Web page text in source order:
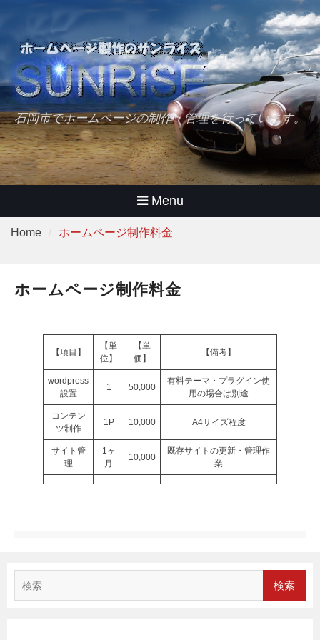
content
石岡市でホームページの制作・管理を行っています。
Menu
Home ホームページ制作料金
ホームページ制作料金
【項目】
【単
位】
【単
価】
【備考】
wordpress
設置
1 50,000
有料テーマ・プラグイン使
用の場合は別途
コンテン
ツ制作
1P 10,000 A4サイズ程度
サイト管
理
1ヶ
月
10,000
既存サイトの更新・管理作
業
索: